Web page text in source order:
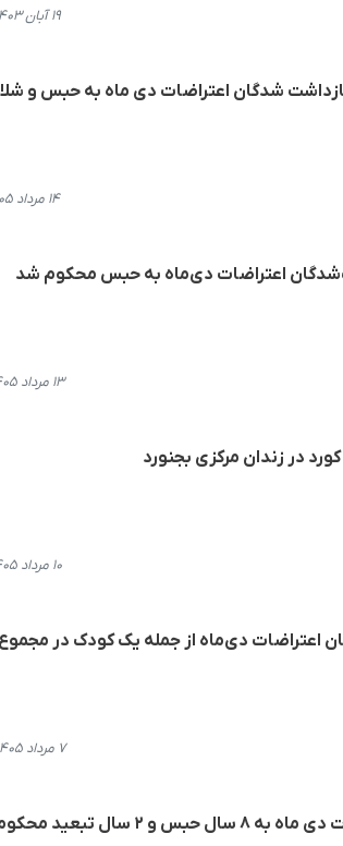
۱۹ آبان ۱۴۰۳، ۲۱:۵۷
بازداشت شدگان اعتراضات دی ماه به حبس و
۱۴ مرداد ۱۴۰۵، ۱۱:۱۶
اعتراضات دی‌ماه به حبس محکوم شد
۱۳ مرداد ۱۴۰۵، ۱۴:۰۱
در زندان مرکزی بجنورد
۱۰ مرداد ۱۴۰۵، ۱۰:۴۱
۷ مرداد ۱۴۰۵، ۱۵:۵۰
تبعید محکوم شد